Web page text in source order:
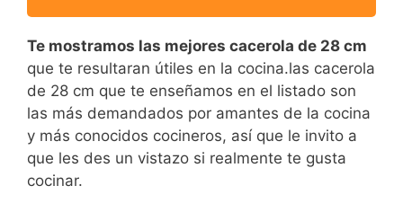
Te mostramos las mejores cacerola de 28 cm
que te resultaran útiles en la cocina.las cacerola
de 28 cm que te enseñamos en el listado son
las más demandados por amantes de la cocina
y más conocidos cocineros, así que le invito a
que les des un vistazo si realmente te gusta
cocinar.